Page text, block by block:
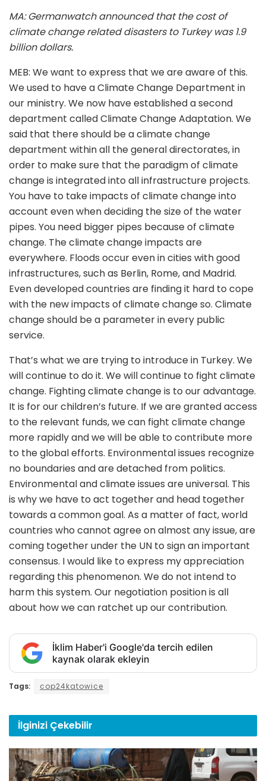
MA: Germanwatch announced that the cost of
climate change related disasters to Turkey was 1.9
billion dollars.
MEB: We want to express that we are aware of this.
We used to have a Climate Change Department in
our ministry. We now have established a second
department called Climate Change Adaptation. We
said that there should be a climate change
department within all the general directorates, in
order to make sure that the paradigm of climate
change is integrated into all infrastructure projects.
You have to take impacts of climate change into
account even when deciding the size of the water
pipes. You need bigger pipes because of climate
change. The climate change impacts are
everywhere. Floods occur even in cities with good
infrastructures, such as Berlin, Rome, and Madrid.
Even developed countries are finding it hard to cope
with the new impacts of climate change so. Climate
change should be a parameter in every public
service.
That’s what we are trying to introduce in Turkey. We
will continue to do it. We will continue to fight climate
change. Fighting climate change is to our advantage.
It is for our children’s future. If we are granted access
to the relevant funds, we can fight climate change
more rapidly and we will be able to contribute more
to the global efforts. Environmental issues recognize
no boundaries and are detached from politics.
Environmental and climate issues are universal. This
is why we have to act together and head together
towards a common goal. As a matter of fact, world
countries who cannot agree on almost any issue, are
coming together under the UN to sign an important
consensus. I would like to express my appreciation
regarding this phenomenon. We do not intend to
harm this system. Our negotiation position is all
about how we can ratchet up our contribution.
İklim Haber'i Google'da tercih edilen
kaynak olarak ekleyin
Tags: cop24katowice
İlginizi Çekebilir